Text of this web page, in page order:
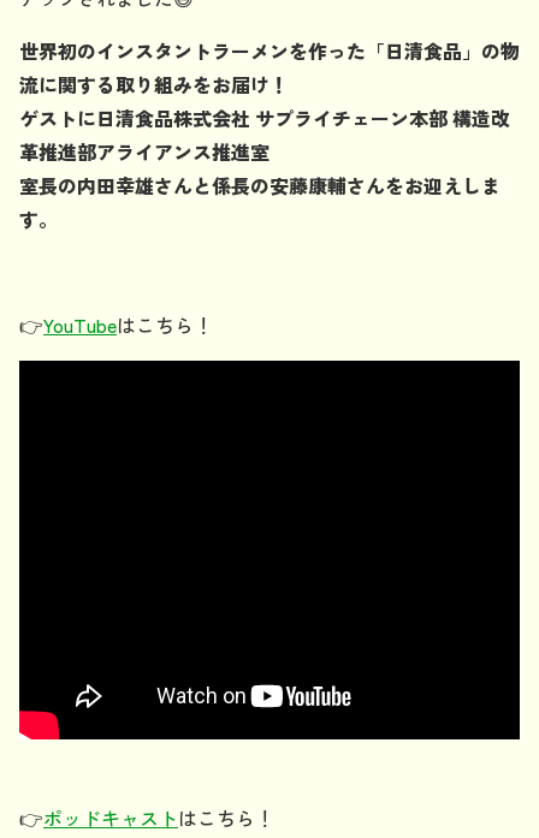
世界初のインスタントラーメンを作った「日清食品」の物
流に関する取り組みをお届け！
ゲストに日清食品株式会社 サプライチェーン本部 構造改
革推進部アライアンス推進室
室長の内田幸雄さんと係長の安藤康輔さんをお迎えしま
す。
👉YouTubeはこちら！
👉ポッドキャストはこちら！